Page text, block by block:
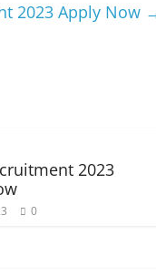
2023 Apply Now
2023
0